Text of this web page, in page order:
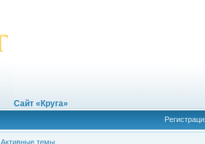
Сайт «Круга»
Активные темы